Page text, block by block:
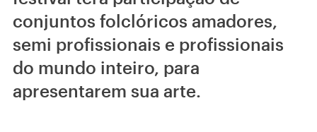
conjuntos folclóricos amadores,
semi profissionais e profissionais
do mundo inteiro, para
apresentarem sua arte.